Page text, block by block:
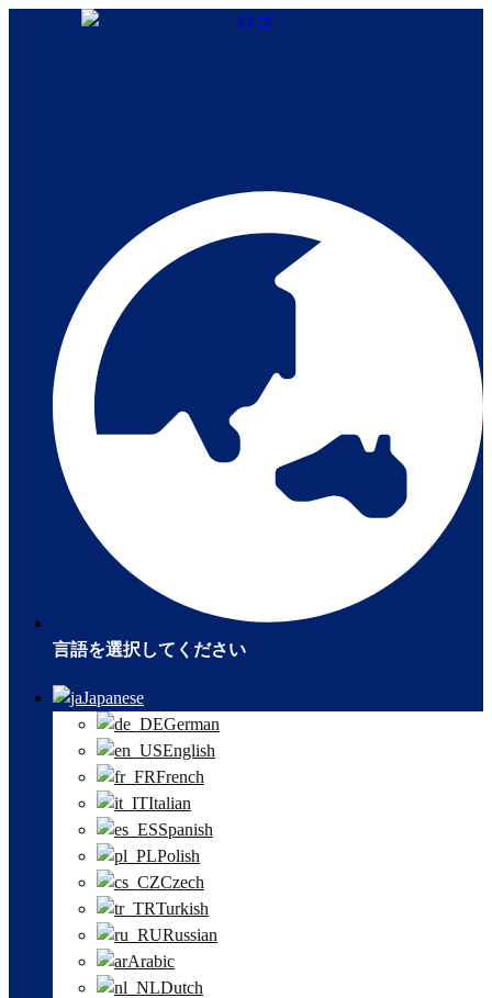
言語を選択してください
Japanese
German
English
French
Italian
Spanish
Polish
Czech
Turkish
Russian
Arabic
Dutch